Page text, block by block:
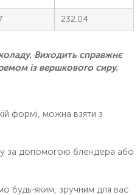
232.04
Виходить справжнє
із вершкового сиру.
формі, можна взяти з
за допомогою блендера або
будь-яким, зручним для вас